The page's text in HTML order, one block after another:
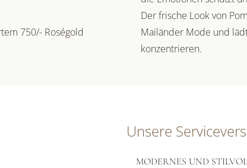
750/- Roségold
Der frische Look von
Mailänder Mode und
konzentrieren.
Unsere
MODERNES UND